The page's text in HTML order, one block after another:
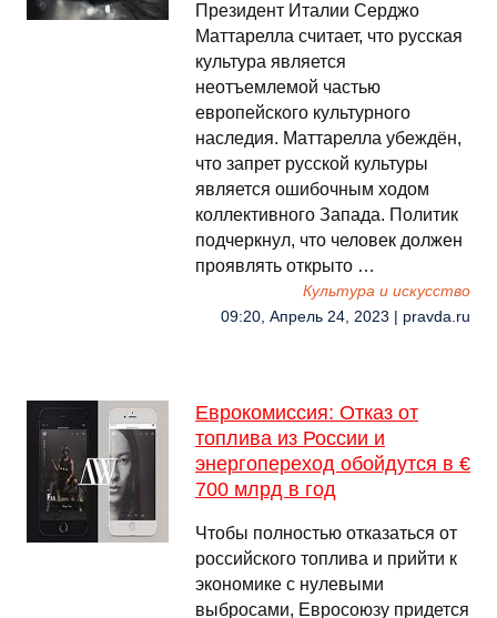
Президент Италии Серджо
Маттарелла считает, что русская
культура является
неотъемлемой частью
европейского культурного
наследия. Маттарелла убеждён,
что запрет русской культуры
является ошибочным ходом
коллективного Запада. Политик
подчеркнул, что человек должен
проявлять открыто …
Культура и искусство
09:20, Апрель 24, 2023 | pravda.ru
Еврокомиссия: Отказ от
топлива из России и
энергопереход обойдутся в €
700 млрд в год
Чтобы полностью отказаться от
российского топлива и прийти к
экономике с нулевыми
выбросами, Евросоюзу придется